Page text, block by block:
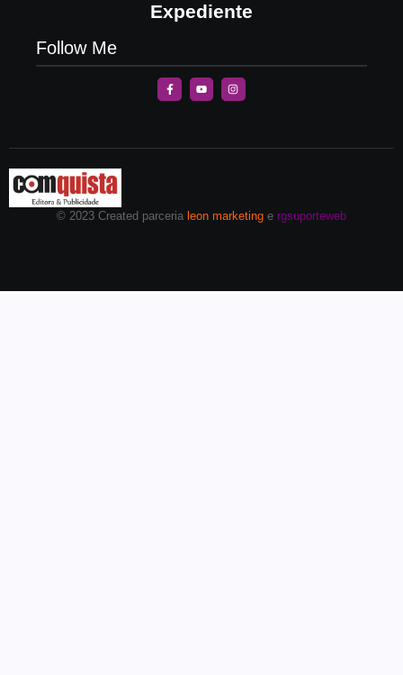
Expediente
Follow Me
© 2023 Created parceria leon marketing e rgsuporteweb